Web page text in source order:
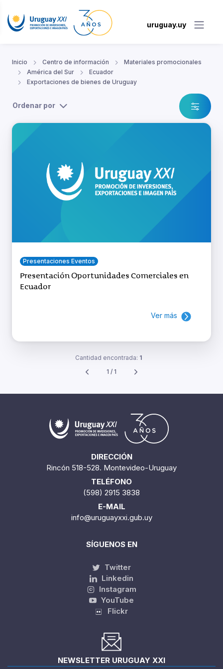
uruguay.uy
Inicio Centro de información
Materiales promocionales
América del Sur
Ecuador
Exportaciones de bienes de Uruguay
Ordenar por
Presentaciones Eventos
Presentación Oportunidades Comerciales en
Ecuador
Ver más
Cantidad encontrada: 1
1 / 1
DIRECCIÓN
Rincón 518-528. Montevideo-Uruguay
TELÉFONO
(598) 2915 3838
E-MAIL
info@uruguayxxi.gub.uy
SÍGUENOS EN
Twitter
Linkedin
Instagram
YouTube
Flickr
NEWSLETTER URUGUAY XXI